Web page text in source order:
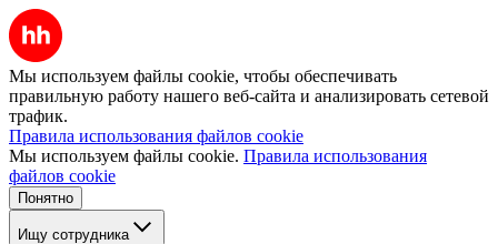
Мы используем файлы cookie, чтобы обеспечивать
правильную работу нашего веб-сайта и анализировать сетевой
трафик.
Правила использования файлов cookie
Мы используем файлы cookie. Правила использования
файлов cookie
Понятно
Ищу сотрудника